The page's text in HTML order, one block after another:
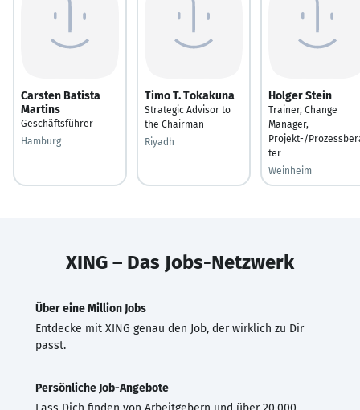
Carsten Batista
Martins
Geschäftsführer
Hamburg
Timo T. Tokakuna
Strategic Advisor to
the Chairman
Riyadh
Holger Stein
Trainer, Change
Manager,
Projekt-/
ter
Weinheim
XING – Das Jobs-Netzwerk
Über eine Million Jobs
Entdecke mit XING genau den Job, der wirklich zu Dir
passt.
Persönliche Job-Angebote